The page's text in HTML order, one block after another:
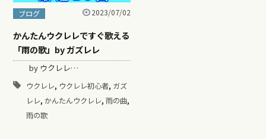
ブログ 2023/07/02
かんたんウクレレですぐ歌える
「雨の歌」by ガズレレ
by ウクレレ…
ウクレレ, ウクレレ初心者, ガズ
レレ, かんたんウクレレ, 雨の曲,
雨の歌